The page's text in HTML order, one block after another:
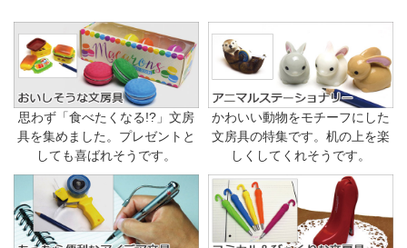
思わず「食べたくなる!?」文房
具を集めました。プレゼントと
しても喜ばれそうです。
かわいい動物をモチーフにした
文房具の特集です。机の上を楽
しくしてくれそうです。